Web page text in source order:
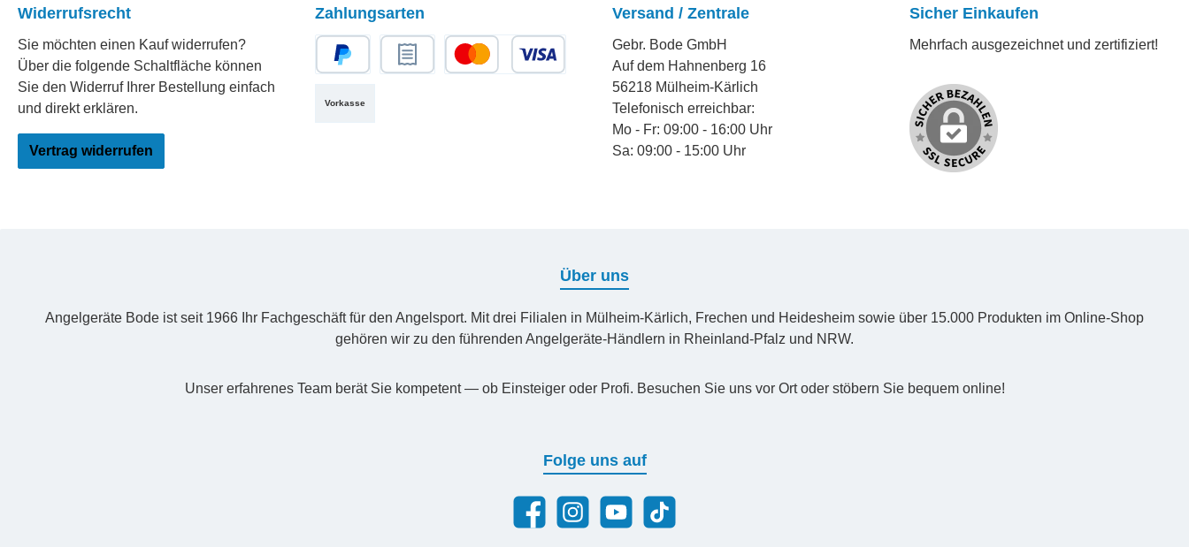
Widerrufsrecht
Sie möchten einen Kauf widerrufen?
Über die folgende Schaltfläche können
Sie den Widerruf Ihrer Bestellung einfach
und direkt erklären.
Vertrag widerrufen
Zahlungsarten
Vorkasse
Versand / Zentrale
Gebr. Bode GmbH
Auf dem Hahnenberg 16
56218 Mülheim-Kärlich
Telefonisch erreichbar:
Mo - Fr: 09:00 - 16:00 Uhr
Sa: 09:00 - 15:00 Uhr
Sicher Einkaufen
Mehrfach ausgezeichnet und zertifiziert!
Über uns
Angelgeräte Bode ist seit 1966 Ihr Fachgeschäft für den Angelsport. Mit drei Filialen in Mülheim-Kärlich, Frechen und Heidesheim sowie über 15.000 Produkten im Online-Shop
gehören wir zu den führenden Angelgeräte-Händlern in Rheinland-Pfalz und NRW.
Unser erfahrenes Team berät Sie kompetent — ob Einsteiger oder Profi. Besuchen Sie uns vor Ort oder stöbern Sie bequem online!
Folge uns auf
FacebookInstagramYouTubeTikTok